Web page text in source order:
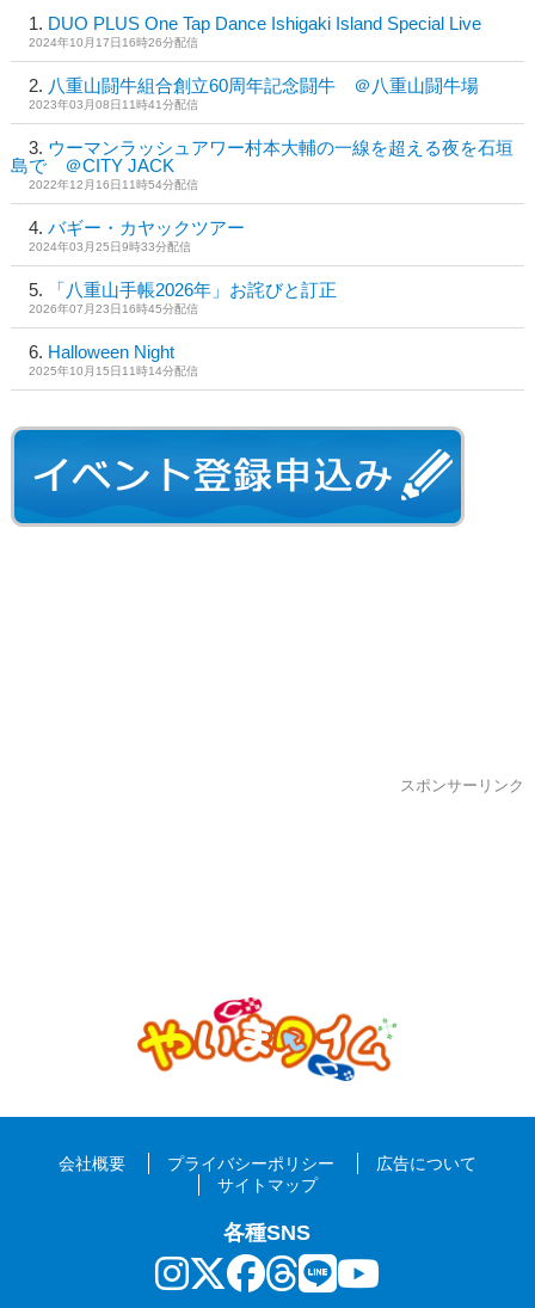
DUO PLUS One Tap Dance Ishigaki Island Special Live
2024年10月17日16時26分配信
八重山闘牛組合創立60周年記念闘牛 ＠八重山闘牛場
2023年03月08日11時41分配信
ウーマンラッシュアワー村本大輔の一線を超える夜を石垣
島で ＠CITY JACK
2022年12月16日11時54分配信
バギー・カヤックツアー
2024年03月25日9時33分配信
「八重山手帳2026年」お詫びと訂正
2026年07月23日16時45分配信
Halloween Night
2025年10月15日11時14分配信
スポンサーリンク
会社概要 プライバシーポリシー
広告について
サイトマップ
各種SNS